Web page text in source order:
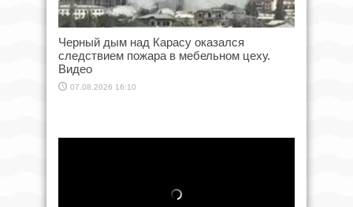
Черный дым над Карасу оказался
следствием пожара в мебельном цеху.
Видео
07.08.2026 16:10